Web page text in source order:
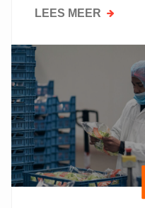
LEES MEER OVER